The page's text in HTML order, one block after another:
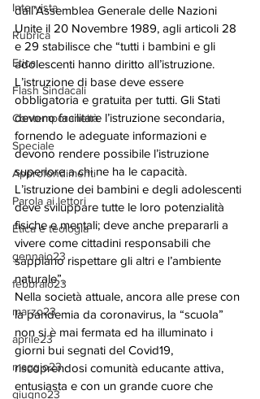
Intervista
Rubrica
Etica
Flash Sindacali
Contemporaneità
Speciale
Approfondimenti
Parola ai lettori
Etica e teologia
gennaio23
febbraio23
marzo23
aprile23
maggio23
giugno23
dall’Assemblea Generale delle Nazioni
Unite il 20 Novembre 1989, agli articoli 28
e 29 stabilisce che “tutti i bambini e gli
adolescenti hanno diritto all’istruzione.
L’istruzione di base deve essere
obbligatoria e gratuita per tutti. Gli Stati
devono facilitare l’istruzione secondaria,
fornendo le adeguate informazioni e
devono rendere possibile l’istruzione
superiore a chi ne ha le capacità.
L’istruzione dei bambini e degli adolescenti
deve sviluppare tutte le loro potenzialità
fisiche e mentali; deve anche prepararli a
vivere come cittadini responsabili che
sappiano rispettare gli altri e l’ambiente
naturale”.
Nella società attuale, ancora alle prese con
la pandemia da coronavirus, la “scuola”
non si è mai fermata ed ha illuminato i
giorni bui segnati del Covid19,
riscoprendosi comunità educante attiva,
entusiasta e con un grande cuore che